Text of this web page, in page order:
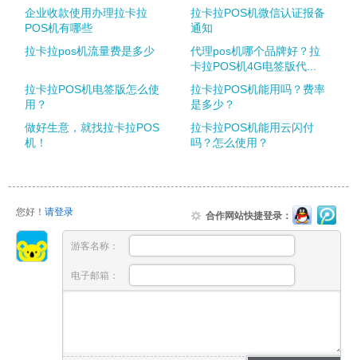
企业收款使用办理拉卡拉
POS机有哪些
拉卡拉POS机微信认证报备
通知
拉卡拉pos机流量费是多少
代理pos机哪个品牌好？拉
卡拉POS机4G电签版代...
拉卡拉POS机电签版怎么使
用？
拉卡拉POS机能用吗？费率
是多少？
做好生意，就找拉卡拉POS
机！
拉卡拉POS机能用云闪付
吗？怎么使用？
您好！ 请登录 合作网站快捷登录：
游客名称：
电子邮箱：